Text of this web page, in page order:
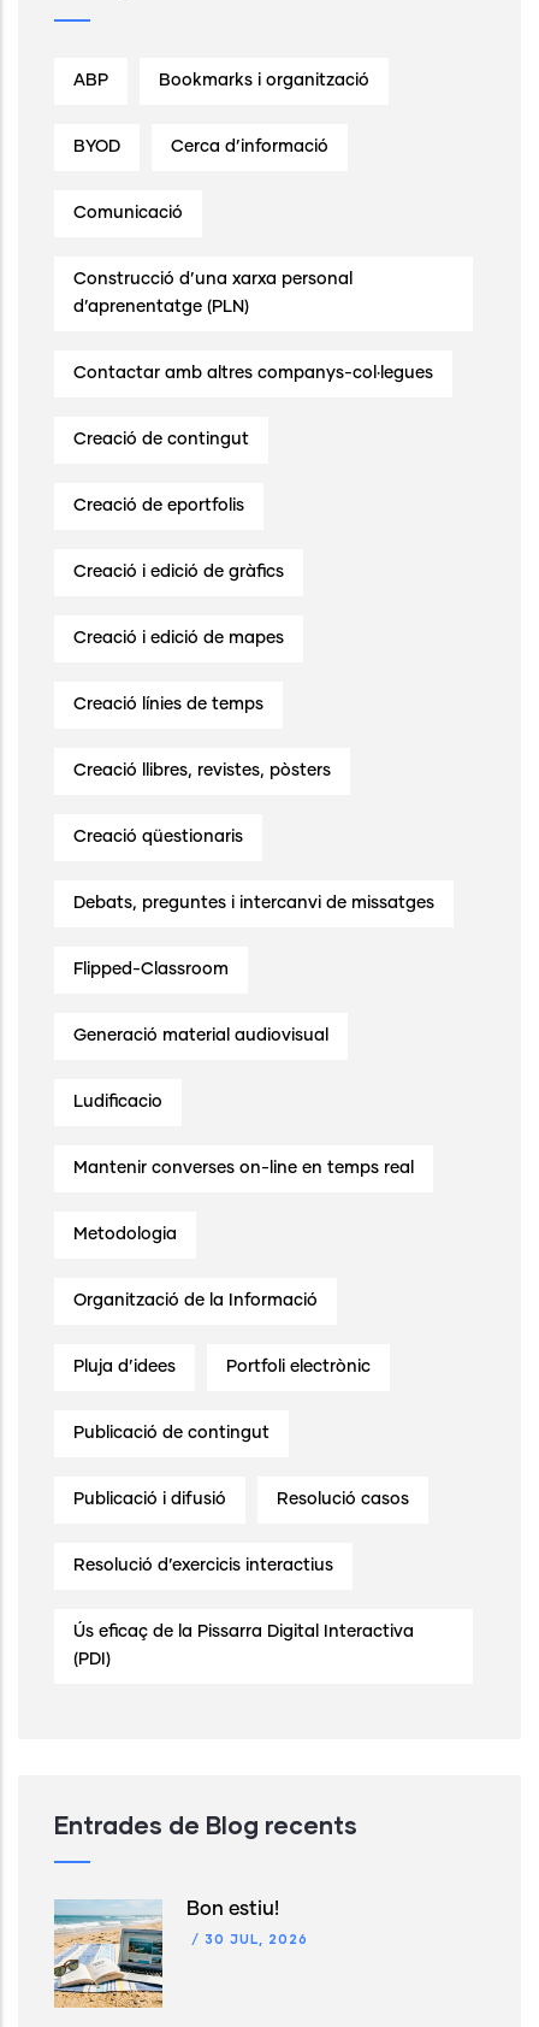
ABP Bookmarks i organització
BYOD Cerca d’informació
Comunicació
Construcció d’una xarxa personal
d’aprenentatge (PLN)
Contactar amb altres companys-col·legues
Creació de contingut
Creació de eportfolis
Creació i edició de gràfics
Creació i edició de mapes
Creació línies de temps
Creació llibres, revistes, pòsters
Creació qüestionaris
Debats, preguntes i intercanvi de missatges
Flipped-Classroom
Generació material audiovisual
Ludificacio
Mantenir converses on-line en temps real
Metodologia
Organització de la Informació
Pluja d’idees Portfoli electrònic
Publicació de contingut
Publicació i difusió Resolució casos
Resolució d’exercicis interactius
Ús eficaç de la Pissarra Digital Interactiva
(PDI)
Entrades de Blog recents
Bon estiu!
/ 30 JUL, 2026